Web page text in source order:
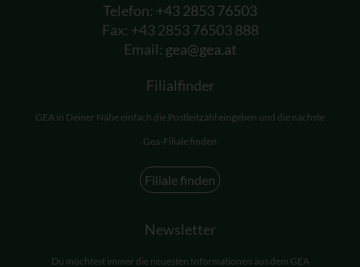
Telefon: +43 2853 76503
Fax: +43 2853 76503 888
Email: gea@gea.at
Filialfinder
GEA in Deiner Nähe einfach die Postleitzahl eingeben und die nächste
Gea-Filiale finden
Filiale finden
Newsletter
Du möchtest immer die neuesten Informationen aus dem GEA